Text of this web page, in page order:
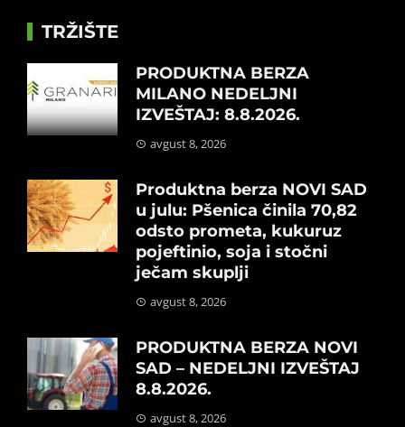
TRŽIŠTE
PRODUKTNA BERZA
MILANO NEDELJNI
IZVEŠTAJ: 8.8.2026.
avgust 8, 2026
Produktna berza NOVI SAD
u julu: Pšenica činila 70,82
odsto prometa, kukuruz
pojeftinio, soja i stočni
ječam skuplji
avgust 8, 2026
PRODUKTNA BERZA NOVI
SAD – NEDELJNI IZVEŠTAJ
8.8.2026.
avgust 8, 2026